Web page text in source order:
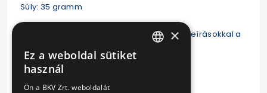
Súly: 35 gramm
Kinyitva térképen mutatja be képekkel és leírásokkal a
Körút közlekedését.
×
Ez a weboldal sütiket
használ
Ön a BKV Zrt. weboldalát